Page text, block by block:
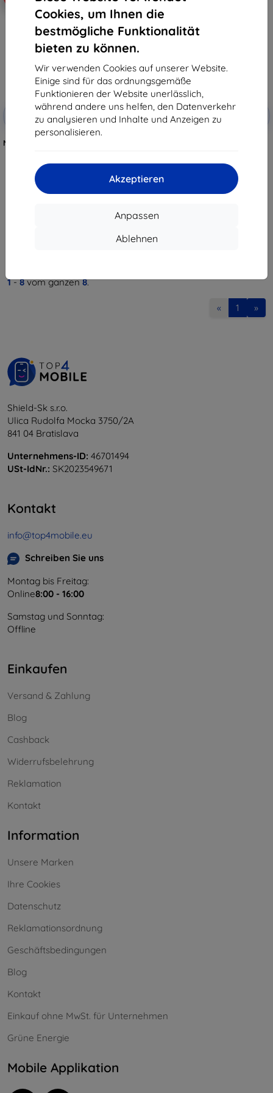
Cookies, um Ihnen die
bestmögliche Funktionalität
bieten zu können.
Wir verwenden Cookies auf unserer Website.
Einige sind für das ordnungsgemäße
Funktionieren der Website unerlässlich,
während andere uns helfen, den Datenverkehr
zu analysieren und Inhalte und Anzeigen zu
personalisieren.
Akzeptieren
Anpassen
Ablehnen
Rabatt
mit
Gutschein
EXTRA10
Nomad Tempo Armband, Seegras
-10%
Rabatt
mit
Gutschein
1-8vom ganzen8.
« 1 »
Shield-Sk s.r.o.
Ulica Rudolfa Mocka 3750/2A
841 04 Bratislava
Unternehmens-ID: 46701494
USt-IdNr.: SK2023549671
Kontakt
info@top4mobile.eu
Schreiben Sie uns
Montag bis Freitag:
Online8:00 - 16:00
Samstag und Sonntag:
Offline
Einkaufen
Versand & Zahlung
Blog
Cashback
Widerrufsbelehrung
Reklamation
Kontakt
Information
Unsere Marken
Ihre Cookies
Datenschutz
Reklamationsordnung
Geschäftsbedingungen
Blog
Kontakt
Einkauf ohne MwSt. für Unternehmen
Grüne Energie
Mobile Applikation